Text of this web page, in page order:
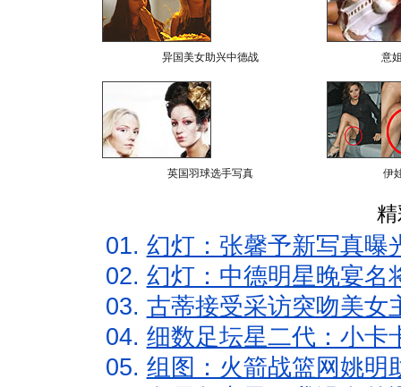
异国美女助兴中德战 意
英国羽球选手写真 伊
01. 幻灯：张馨予新写真曝
02. 幻灯：中德明星晚宴名
03. 古蒂接受采访突吻美女
04. 细数足坛星二代：小卡
05. 组图：火箭战篮网姚明